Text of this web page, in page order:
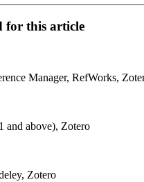
for this article
Manager, RefWorks,
and above), Zotero
Zotero